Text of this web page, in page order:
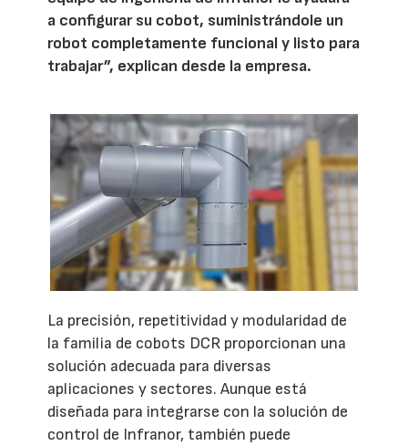
a configurar su cobot, suministrándole un
robot completamente funcional y listo para
trabajar”, explican desde la empresa.
La precisión, repetitividad y modularidad de
la familia de cobots DCR proporcionan una
solución adecuada para diversas
aplicaciones y sectores. Aunque está
diseñada para integrarse con la solución de
control de Infranor, también puede